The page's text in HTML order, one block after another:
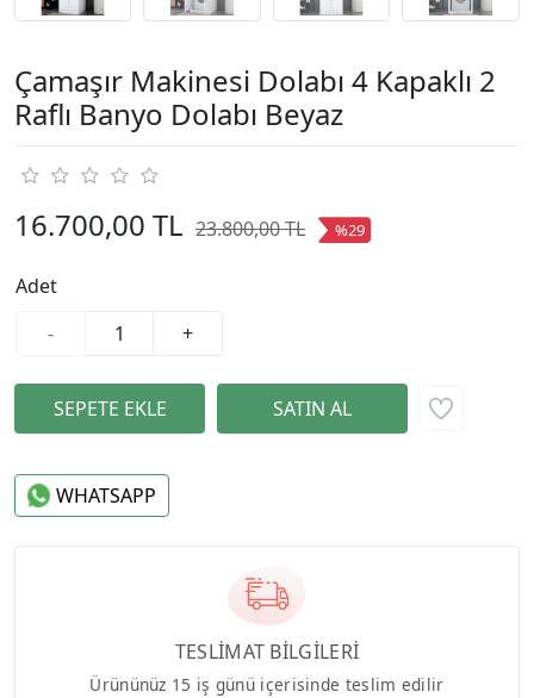
Çamaşır Makinesi Dolabı 4 Kapaklı 2
Raflı Banyo Dolabı Beyaz
16.700,00 TL 23.800,00 TL %29
Adet
-
+
WHATSAPP
TESLİMAT BİLGİLERİ
Ürününüz 15 iş günü içerisinde teslim edilir